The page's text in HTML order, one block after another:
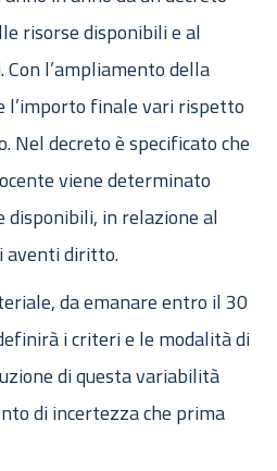
risorse disponibili e al
l’ampliamento della
l’importo finale vari rispetto
Nel decreto è specificato che
viene determinato
disponibili, in relazione al
aventi diritto.
da emanare entro il 30
i criteri e le modalità di
di questa variabilità
di incertezza che prima